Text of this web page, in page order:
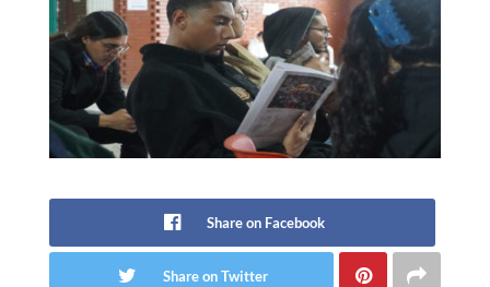
Share on Facebook
Share on Twitter